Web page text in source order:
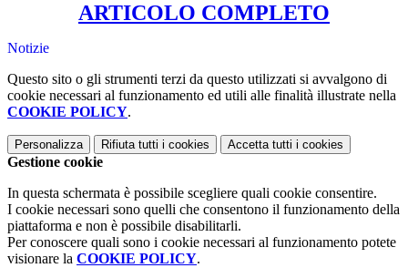
ARTICOLO COMPLETO
Notizie
Questo sito o gli strumenti terzi da questo utilizzati si avvalgono di
cookie necessari al funzionamento ed utili alle finalità illustrate nella
COOKIE POLICY.
Personalizza Rifiuta tutti i cookies Accetta tutti i cookies
Gestione cookie
In questa schermata è possibile scegliere quali cookie consentire.
I cookie necessari sono quelli che consentono il funzionamento della
piattaforma e non è possibile disabilitarli.
Per conoscere quali sono i cookie necessari al funzionamento potete
visionare la COOKIE POLICY.